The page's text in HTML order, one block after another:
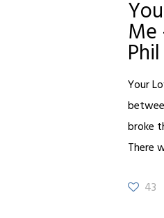
Me
Your
broke
There
43